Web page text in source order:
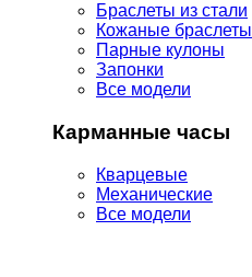
Браслеты из стали
Кожаные браслеты
Парные кулоны
Запонки
Все модели
Карманные часы
Кварцевые
Механические
Все модели